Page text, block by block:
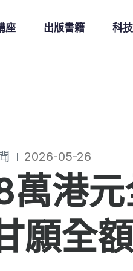
座 出版書籍 科
2026-05-26
港
願全